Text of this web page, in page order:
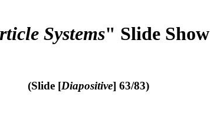
Systems" Slide Show
(Slide [Diapositive] 63/83)